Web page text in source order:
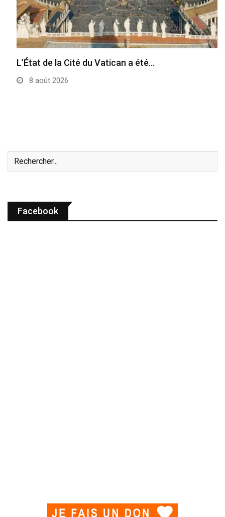
L’État de la Cité du Vatican a été…
8 août 2026
Facebook